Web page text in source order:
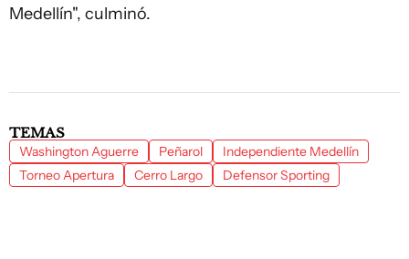
Medellín", culminó.
TEMAS
Washington Aguerre Peñarol
Independiente Medellín
Torneo Apertura
Cerro Largo Defensor Sporting